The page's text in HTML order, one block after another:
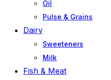
Oil
Pulse & Grains
Dairy
Sweeteners
Milk
Fish & Meat